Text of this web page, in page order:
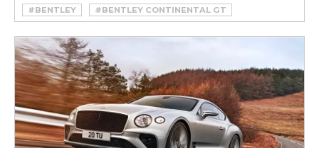
#BENTLEY
#BENTLEY CONTINENTAL GT
#BENTLEY CONTINENTAL GT PIKES PEAK
#BENTLEY CONTINENTAL GT SPEED 2021
#PIKES PEAK
#PIKES PEAK HILLCLIMB